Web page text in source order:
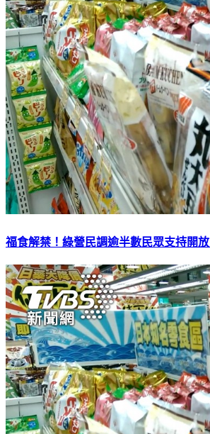
福食解禁！綠營民調逾半數民眾支持開